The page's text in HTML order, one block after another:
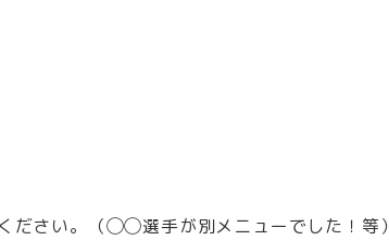
ださい。（◯◯選手が別メニューでした！等）